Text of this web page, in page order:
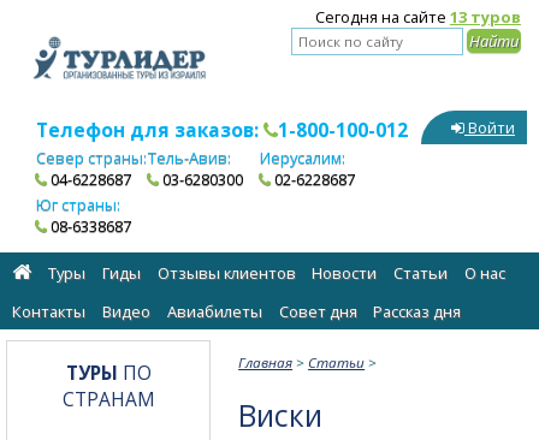
Сегодня на сайте 13 туров
Телефон для заказов: 1-800-100-012
Север страны:
04-6228687
Тель-Авив:
03-6280300
Иерусалим:
02-6228687
Юг страны:
08-6338687
Войти
Туры Гиды Отзывы клиентов Новости Статьи
О нас
Контакты
Видео Авиабилеты Cовет дня Рассказ дня
Главная > Статьи >
Виски
ТУРЫ ПО
СТРАНАМ